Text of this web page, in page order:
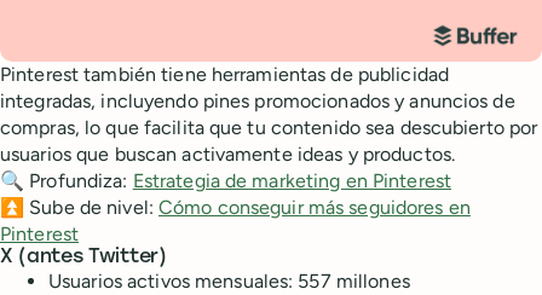
Pinterest también tiene herramientas de publicidad
integradas, incluyendo pines promocionados y anuncios de
compras, lo que facilita que tu contenido sea descubierto por
usuarios que buscan activamente ideas y productos.
🔍 Profundiza: Estrategia de marketing en Pinterest
⏫ Sube de nivel:Cómo conseguir más seguidores en
Pinterest
X (antes Twitter)
Usuarios activos mensuales: 557 millones